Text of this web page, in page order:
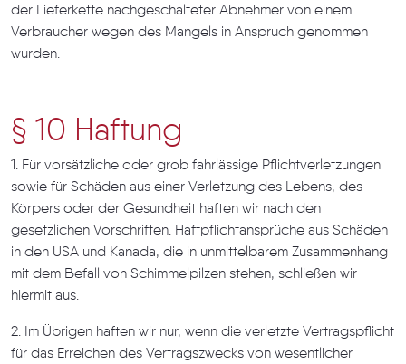
der Lieferkette nachgeschalteter Abnehmer von einem
Verbraucher wegen des Mangels in Anspruch genommen
wurden.
§ 10 Haftung
1. Für vorsätzliche oder grob fahrlässige Pflichtverletzungen
sowie für Schäden aus einer Verletzung des Lebens, des
Körpers oder der Gesundheit haften wir nach den
gesetzlichen Vorschriften. Haftpflichtansprüche aus Schäden
in den USA und Kanada, die in unmittelbarem Zusammenhang
mit dem Befall von Schimmelpilzen stehen, schließen wir
hiermit aus.
2. Im Übrigen haften wir nur, wenn die verletzte Vertragspflicht
für das Erreichen des Vertragszwecks von wesentlicher